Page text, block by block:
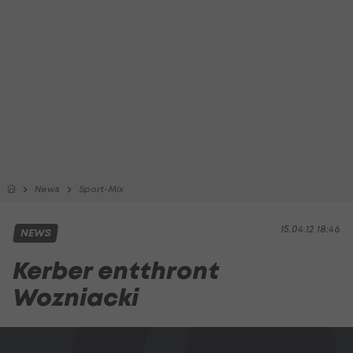
News Sport-Mix
15.04.12 18:46
NEWS
Kerber entthront
Wozniacki